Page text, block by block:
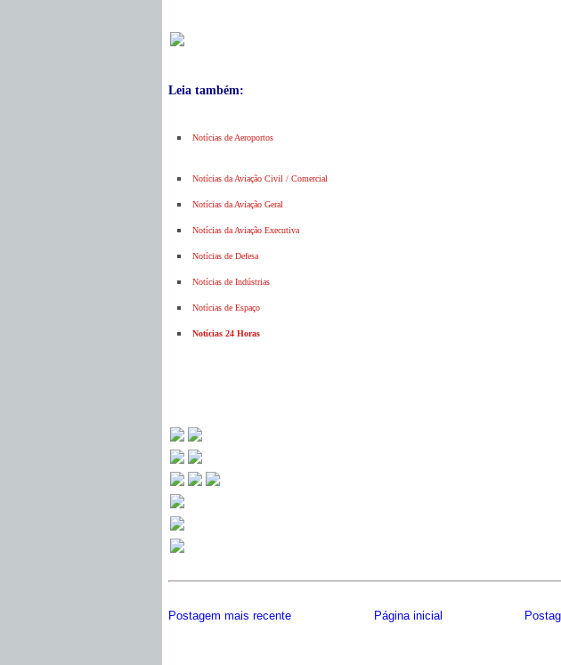
Leia também:
Notícias de Aeroportos
Notícias da Aviação Civil / Comercial
Notícias da Aviação Geral
Notícias da Aviação Executiva
Notícias de Defesa
Notícias de Indústrias
Notícias de Espaço
Notícias 24 Horas
Postagem mais recente Página inicial